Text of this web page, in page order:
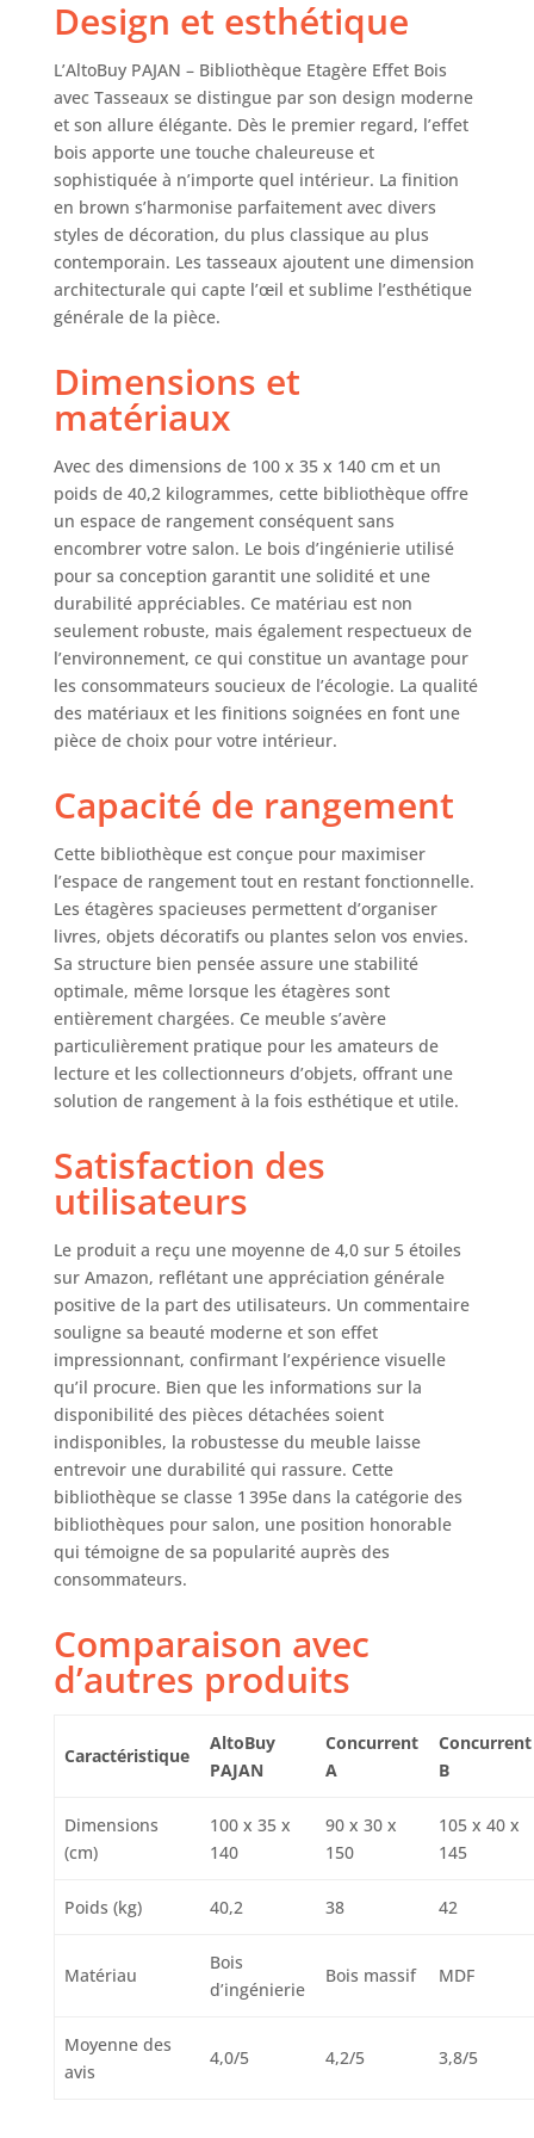
Piétement en pin
massif. Créez une
déco harmonieuse
au style Japandi.
Dimensions : 100 x
35 x H140cm.
Produit livré en
colis pour vous
faciliter son
déplacement dans
votre intérieur !
Design et esthétique
L’AltoBuy PAJAN – Bibliothèque Etagère Effet Bois
avec Tasseaux se distingue par son design moderne
et son allure élégante. Dès le premier regard, l’effet
bois apporte une touche chaleureuse et
sophistiquée à n’importe quel intérieur. La finition
en brown s’harmonise parfaitement avec divers
styles de décoration, du plus classique au plus
contemporain. Les tasseaux ajoutent une dimension
architecturale qui capte l’œil et sublime l’esthétique
générale de la pièce.
Dimensions et
matériaux
Avec des dimensions de 100 x 35 x 140 cm et un
poids de 40,2 kilogrammes, cette bibliothèque offre
un espace de rangement conséquent sans
encombrer votre salon. Le bois d’ingénierie utilisé
pour sa conception garantit une solidité et une
durabilité appréciables. Ce matériau est non
seulement robuste, mais également respectueux de
l’environnement, ce qui constitue un avantage pour
les consommateurs soucieux de l’écologie. La qualité
des matériaux et les finitions soignées en font une
pièce de choix pour votre intérieur.
Capacité de rangement
Cette bibliothèque est conçue pour maximiser
l’espace de rangement tout en restant fonctionnelle.
Les étagères spacieuses permettent d’organiser
livres, objets décoratifs ou plantes selon vos envies.
Sa structure bien pensée assure une stabilité
optimale, même lorsque les étagères sont
entièrement chargées. Ce meuble s’avère
particulièrement pratique pour les amateurs de
lecture et les collectionneurs d’objets, offrant une
solution de rangement à la fois esthétique et utile.
Satisfaction des
utilisateurs
Le produit a reçu une moyenne de 4,0 sur 5 étoiles
sur Amazon, reflétant une appréciation générale
positive de la part des utilisateurs. Un commentaire
souligne sa beauté moderne et son effet
impressionnant, confirmant l’expérience visuelle
qu’il procure. Bien que les informations sur la
disponibilité des pièces détachées soient
indisponibles, la robustesse du meuble laisse
entrevoir une durabilité qui rassure. Cette
bibliothèque se classe 1 395e dans la catégorie des
bibliothèques pour salon, une position honorable
qui témoigne de sa popularité auprès des
consommateurs.
Comparaison avec
d’autres produits
Caractéristique
AltoBuy
PAJAN
Concurrent
A
Concurrent
B
Dimensions
(cm)
100 x 35 x
140
90 x 30 x
150
105 x 40 x
145
Poids (kg) 40,2 38 42
Matériau
Bois
d’ingénierie
Bois massif MDF
Moyenne des
avis
4,0/5 4,2/5 3,8/5